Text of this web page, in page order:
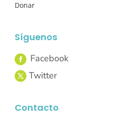
Donar
Síguenos
Contacto